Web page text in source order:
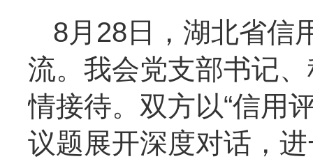
8月28日，湖北省信
流。我会党支部书记
情接待。双方以“信用
议题展开深度对话，